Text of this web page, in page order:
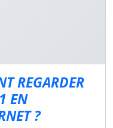
REGARDER
EN
?